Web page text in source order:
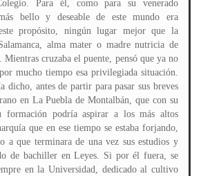
Para él, como para su venerado
bello y deseable de este mundo era
propósito, ningún lugar mejor que la
alma mater o madre nutricia de
Mientras cruzaba el puente, pensó que ya no
mucho tiempo esa privilegiada situación.
dicho, antes de partir para pasar sus breves
en La Puebla de Montalbán, que con su
formación podría aspirar a los más altos
que en ese tiempo se estaba forjando,
a que terminara de una vez sus estudios y
de bachiller en Leyes. Si por él fuera, se
en la Universidad, dedicado al cultivo